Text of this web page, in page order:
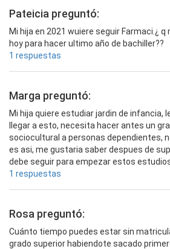
Pateicia preguntó:
Mi hija en 2021 wuiere seguir Farmaci.¿
hoy para hacer ultimo año de bachiller??
1 respuestas
Marga preguntó:
Mi hija quiere estudiar jardin de infancia,
llegar a esto, necesita hacer antes un
sociocultural a personas dependientes,
es asi, me gustaria saber despues de
debe seguir para empezar estos
1 respuestas
Rosa preguntó:
Cuánto tiempo puedes estar sin
grado superior habiendote sacado